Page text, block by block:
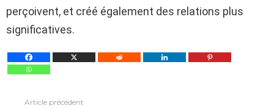
perçoivent, et créé également des relations plus
significatives.
Article précédent